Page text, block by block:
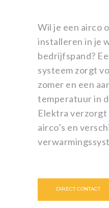
Wil je een airco
installeren in je
bedrijfspand?
systeem zorgt
zomer en een
temperatuur in
Elektra verzorgt
airco’s en
DIRECT CONTACT